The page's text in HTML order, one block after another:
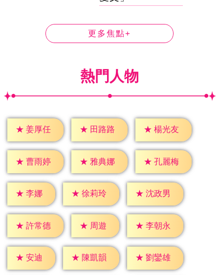
更多焦點+
熱門人物
★ 姜厚任 ★ 田路路 ★ 楊光友
★ 曹雨婷 ★ 雅典娜 ★ 孔麗梅
★ 李娜 ★ 徐莉玲 ★ 沈政男
★ 許常德 ★ 周遊 ★ 李朝永
★ 安迪 ★ 陳凱韻 ★ 劉鑾雄